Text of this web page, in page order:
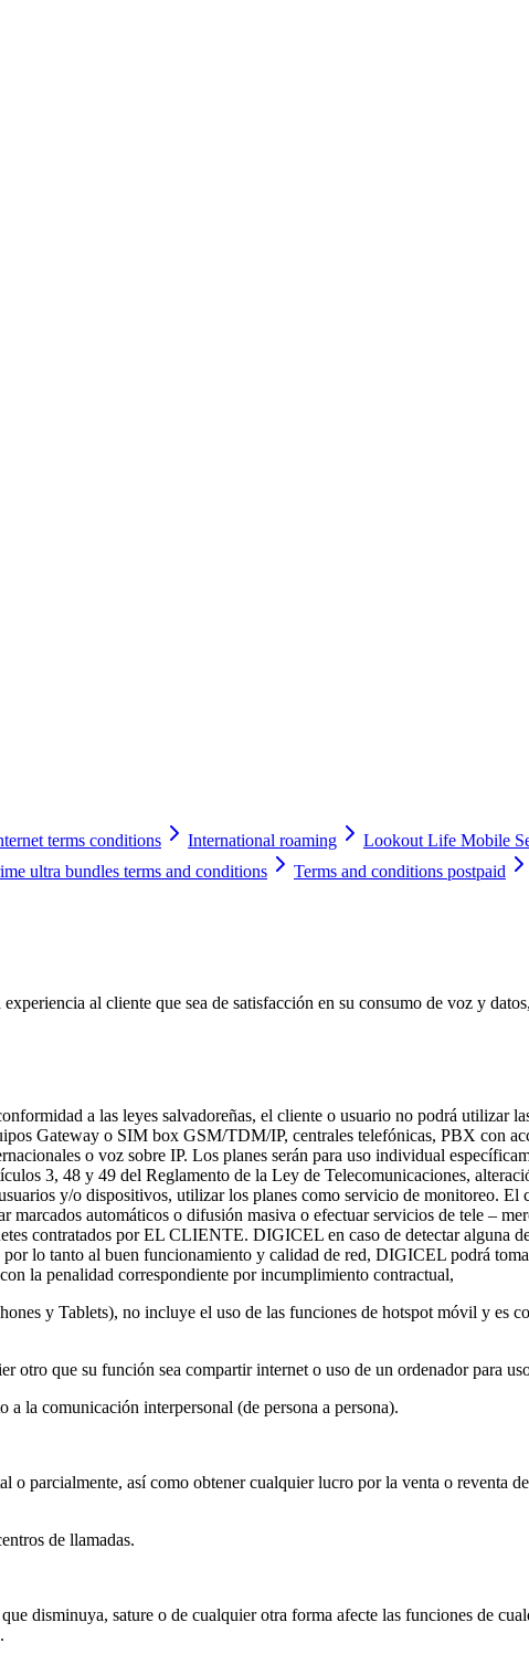
terms conditions International roaming Lookout Life Mobile
ultra bundles terms and conditions Terms and conditions postpaid
al cliente que sea de satisfacción en su consumo de voz y
a las leyes salvadoreñas, el cliente o usuario no podrá utilizar
Gateway o SIM box GSM/TDM/IP, centrales telefónicas, PBX con
o voz sobre IP. Los planes serán para uso individual
3, 48 y 49 del Reglamento de la Ley de Telecomunicaciones,
y/o dispositivos, utilizar los planes como servicio de monitoreo.
marcados automáticos o difusión masiva o efectuar servicios de tele –
contratados por EL CLIENTE. DIGICEL en caso de detectar alguna
lo tanto al buen funcionamiento y calidad de red, DIGICEL podrá
la penalidad correspondiente por incumplimiento contractual,
y Tablets), no incluye el uso de las funciones de hotspot móvil y es
que su función sea compartir internet o uso de un ordenador para
la comunicación interpersonal (de persona a persona).
o parcialmente, así como obtener cualquier lucro por la venta o reventa
de llamadas.
disminuya, sature o de cualquier otra forma afecte las funciones de